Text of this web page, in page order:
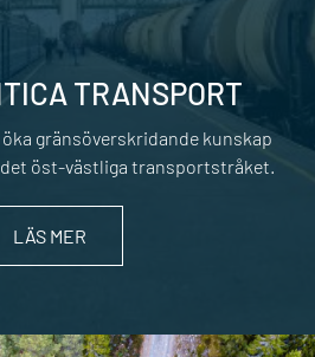
TRANSPORT
gränsöverskridande kunskap
öst-västliga transportstråket.
LÄS MER